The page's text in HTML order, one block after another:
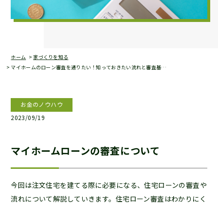
ホーム
家づくりを知る
マイホームのローン審査を通りたい！知っておきたい流れと審査基…
お金のノウハウ
2023/09/19
マイホームローンの審査について
今回は注文住宅を建てる際に必要になる、住宅ローンの審査や
流れについて解説していきます。住宅ローン審査はわかりにく